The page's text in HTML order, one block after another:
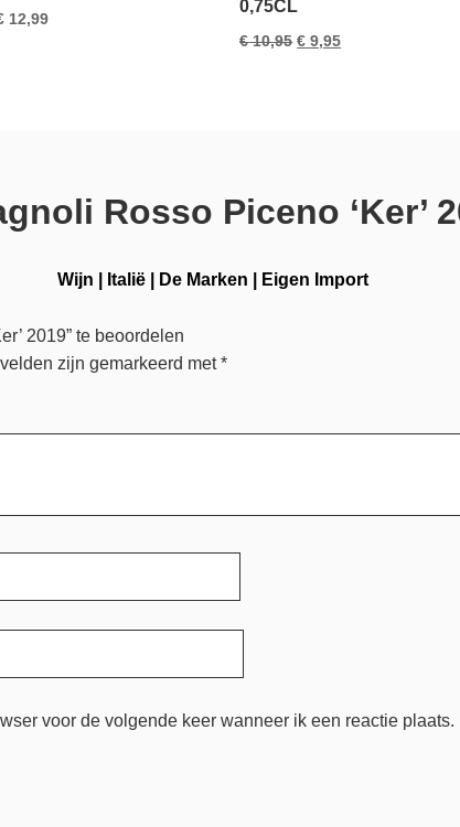
12,99
0,75CL
€10,95 Oorspronkelijke
€ 9,95Huidige
Rosso Piceno ‘Ker’
Wijn Italië De Marken Eigen Import
2019” te beoordelen
zijn gemarkeerd met*
voor de volgende keer wanneer ik een reactie plaats.